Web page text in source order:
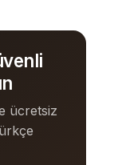
ücretsiz